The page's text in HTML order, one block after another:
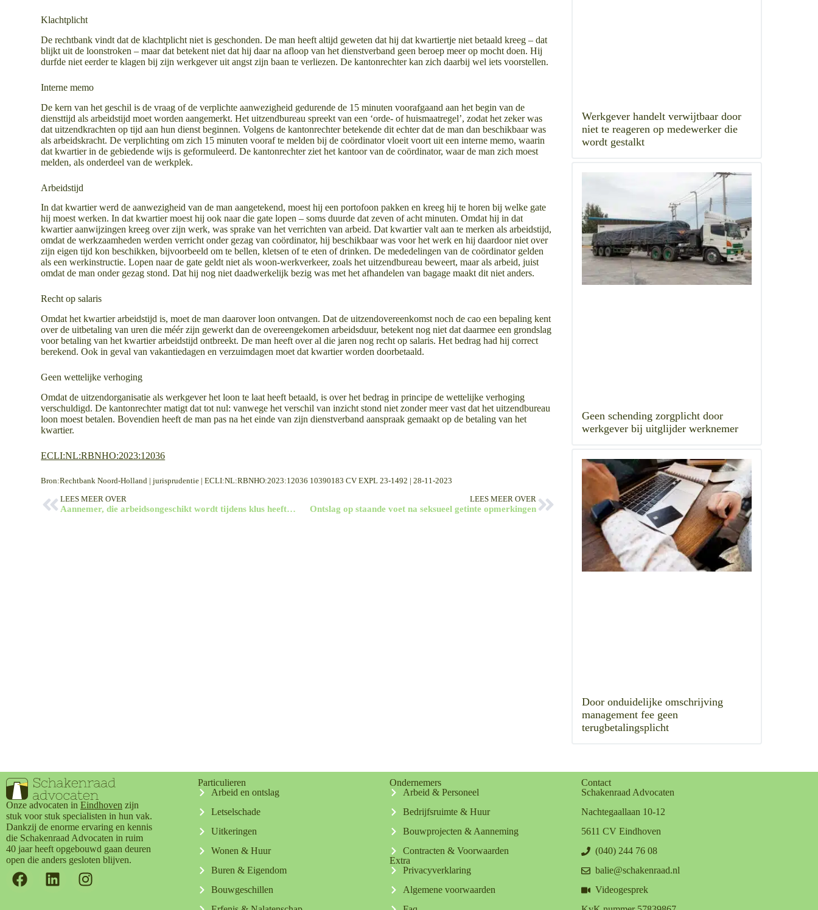
Klachtplicht
De rechtbank vindt dat de klachtplicht niet is geschonden. De man heeft altijd geweten dat hij dat kwartiertje niet betaald kreeg – dat
blijkt uit de loonstroken – maar dat betekent niet dat hij daar na afloop van het dienstverband geen beroep meer op mocht doen. Hij
durfde niet eerder te klagen bij zijn werkgever uit angst zijn baan te verliezen. De kantonrechter kan zich daarbij wel iets voorstellen.
Interne memo
De kern van het geschil is de vraag of de verplichte aanwezigheid gedurende de 15 minuten voorafgaand aan het begin van de
diensttijd als arbeidstijd moet worden aangemerkt. Het uitzendbureau spreekt van een ‘orde- of huismaatregel’, zodat het zeker was
dat uitzendkrachten op tijd aan hun dienst beginnen. Volgens de kantonrechter betekende dit echter dat de man dan beschikbaar was
als arbeidskracht. De verplichting om zich 15 minuten vooraf te melden bij de coördinator vloeit voort uit een interne memo, waarin
dat kwartier in de gebiedende wijs is geformuleerd. De kantonrechter ziet het kantoor van de coördinator, waar de man zich moest
melden, als onderdeel van de werkplek.
Arbeidstijd
In dat kwartier werd de aanwezigheid van de man aangetekend, moest hij een portofoon pakken en kreeg hij te horen bij welke gate
hij moest werken. In dat kwartier moest hij ook naar die gate lopen – soms duurde dat zeven of acht minuten. Omdat hij in dat
kwartier aanwijzingen kreeg over zijn werk, was sprake van het verrichten van arbeid. Dat kwartier valt aan te merken als arbeidstijd,
omdat de werkzaamheden werden verricht onder gezag van coördinator, hij beschikbaar was voor het werk en hij daardoor niet over
zijn eigen tijd kon beschikken, bijvoorbeeld om te bellen, kletsen of te eten of drinken. De mededelingen van de coördinator gelden
als een werkinstructie. Lopen naar de gate geldt niet als woon-werkverkeer, zoals het uitzendbureau beweert, maar als arbeid, juist
omdat de man onder gezag stond. Dat hij nog niet daadwerkelijk bezig was met het afhandelen van bagage maakt dit niet anders.
Recht op salaris
Omdat het kwartier arbeidstijd is, moet de man daarover loon ontvangen. Dat de uitzendovereenkomst noch de cao een bepaling kent
over de uitbetaling van uren die méér zijn gewerkt dan de overeengekomen arbeidsduur, betekent nog niet dat daarmee een grondslag
voor betaling van het kwartier arbeidstijd ontbreekt. De man heeft over al die jaren nog recht op salaris. Het bedrag had hij correct
berekend. Ook in geval van vakantiedagen en verzuimdagen moet dat kwartier worden doorbetaald.
Geen wettelijke verhoging
Omdat de uitzendorganisatie als werkgever het loon te laat heeft betaald, is over het bedrag in principe de wettelijke verhoging
verschuldigd. De kantonrechter matigt dat tot nul: vanwege het verschil van inzicht stond niet zonder meer vast dat het uitzendbureau
loon moest betalen. Bovendien heeft de man pas na het einde van zijn dienstverband aanspraak gemaakt op de betaling van het
kwartier.
ECLI:NL:RBNHO:2023:12036
Bron:Rechtbank Noord-Holland | jurisprudentie | ECLI:NL:RBNHO:2023:12036 10390183 CV EXPL 23-1492 | 28-11-2023
LEES MEER OVER
Aannemer, die arbeidsongeschikt wordt tijdens klus heeft geen recht op vergoeding misgelopen inkomsten
LEES MEER OVER
Ontslag op staande voet na seksueel getinte opmerkingen
Werkgever handelt verwijtbaar door
niet te reageren op medewerker die
wordt gestalkt
Geen schending zorgplicht door
werkgever bij uitglijder werknemer
Door onduidelijke omschrijving
management fee geen
terugbetalingsplicht
Onze advocaten in Eindhoven zijn
stuk voor stuk specialisten in hun vak.
Dankzij de enorme ervaring en kennis
die Schakenraad Advocaten in ruim
40 jaar heeft opgebouwd gaan deuren
open die anders gesloten blijven.
Particulieren
Arbeid en ontslag
Letselschade
Uitkeringen
Wonen & Huur
Buren & Eigendom
Bouwgeschillen
Ondernemers
Arbeid & Personeel
Bedrijfsruimte & Huur
Bouwprojecten & Aanneming
Contracten & Voorwaarden
Extra
Privacyverklaring
Algemene voorwaarden
Contact
Schakenraad Advocaten
Nachtegaallaan 10-12
5611 CV Eindhoven
(040) 244 76 08
balie@schakenraad.nl
Videogesprek